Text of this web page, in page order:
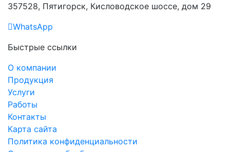
357528, Пятигорск, Кисловодское шоссе, дом 29
WhatsApp
Быстрые ссылки
О компании
Продукция
Услуги
Работы
Контакты
Карта сайта
Политика конфиденциальности